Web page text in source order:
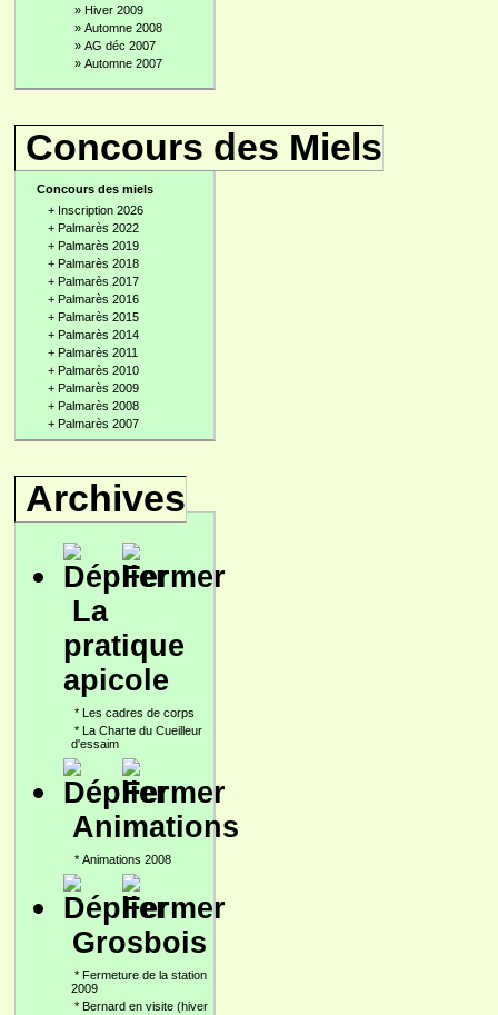
» Hiver 2009
» Automne 2008
» AG déc 2007
» Automne 2007
Concours des Miels
Concours des miels
+ Inscription 2026
+ Palmarès 2022
+ Palmarès 2019
+ Palmarès 2018
+ Palmarès 2017
+ Palmarès 2016
+ Palmarès 2015
+ Palmarès 2014
+ Palmarès 2011
+ Palmarès 2010
+ Palmarès 2009
+ Palmarès 2008
+ Palmarès 2007
Archives
La
pratique
apicole
* Les cadres de corps
* La Charte du Cueilleur
d'essaim
Animations
* Animations 2008
Grosbois
* Fermeture de la station
2009
* Bernard en visite (hiver